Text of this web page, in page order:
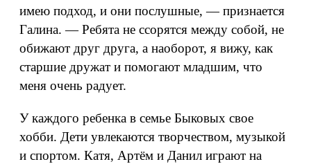
имею подход, и они послушные, — признается
Галина. — Ребята не ссорятся между собой, не
обижают друг друга, а наоборот, я вижу, как
старшие дружат и помогают младшим, что
меня очень радует.
У каждого ребенка в семье Быковых свое
хобби. Дети увлекаются творчеством, музыкой
и спортом. Катя, Артём и Данил играют на